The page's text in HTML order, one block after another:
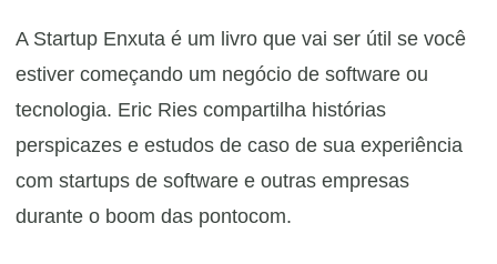
A Startup Enxuta é um livro que vai ser útil se você
estiver começando um negócio de software ou
tecnologia. Eric Ries compartilha histórias
perspicazes e estudos de caso de sua experiência
com startups de software e outras empresas
durante o boom das pontocom.